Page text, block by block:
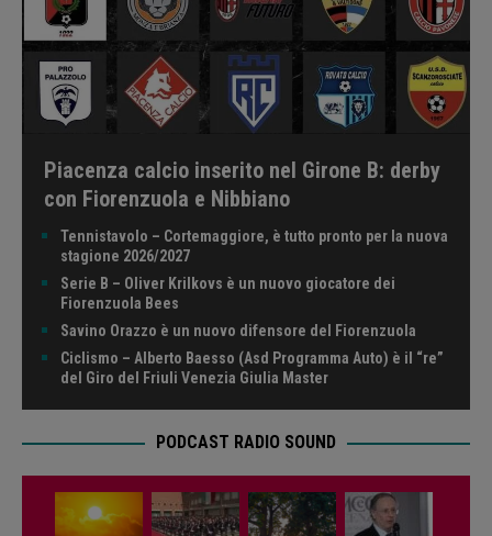
Piacenza calcio inserito nel Girone B: derby
con Fiorenzuola e Nibbiano
Tennistavolo – Cortemaggiore, è tutto pronto per la nuova
stagione 2026/2027
Serie B – Oliver Krilkovs è un nuovo giocatore dei
Fiorenzuola Bees
Savino Orazzo è un nuovo difensore del Fiorenzuola
Ciclismo – Alberto Baesso (Asd Programma Auto) è il “re”
del Giro del Friuli Venezia Giulia Master
PODCAST RADIO SOUND